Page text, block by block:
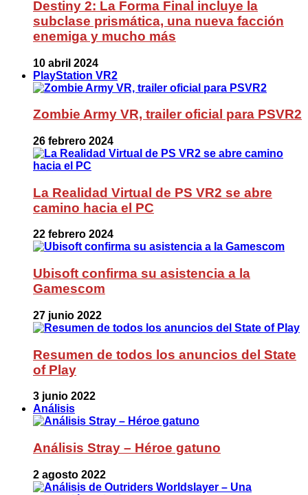
Destiny 2: La Forma Final incluye la
subclase prismática, una nueva facción
enemiga y mucho más
10 abril 2024
PlayStation VR2
Zombie Army VR, trailer oficial para PSVR2
26 febrero 2024
La Realidad Virtual de PS VR2 se abre
camino hacia el PC
22 febrero 2024
Ubisoft confirma su asistencia a la
Gamescom
27 junio 2022
Resumen de todos los anuncios del State
of Play
3 junio 2022
Análisis
Análisis Stray – Héroe gatuno
2 agosto 2022